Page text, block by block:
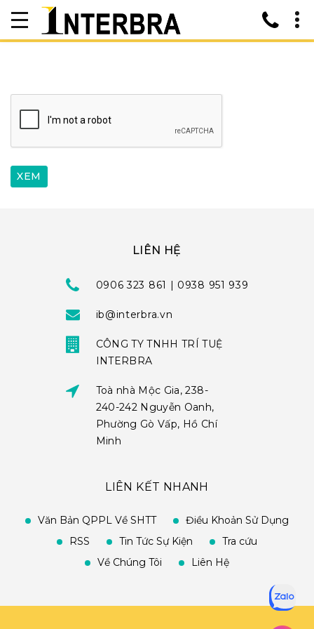
LIÊN HỆ
0906 323 861 | 0938 951 939
ib@interbra.vn
CÔNG TY TNHH TRÍ TUỆ
INTERBRA
Toà nhà Mộc Gia, 238-
240-242 Nguyễn Oanh,
Phường Gò Vấp, Hồ Chí
Minh
LIÊN KẾT NHANH
Văn Bản QPPL Về SHTT
Điều Khoản Sử Dụng
RSS
Tin Tức Sự Kiện
Tra cứu
Về Chúng Tôi
Liên Hệ